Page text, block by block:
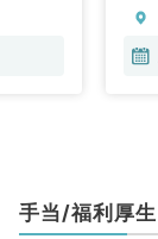
手当/福利厚生